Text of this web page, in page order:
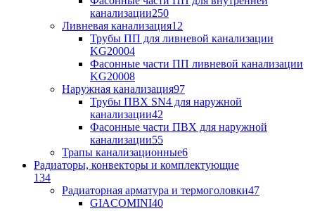
канализации250
Ливневая канализация12
Трубы ПП для ливневой канализации
KG20004
Фасонные части ПП ливневой канализации
KG20008
Наружная канализация97
Трубы ПВХ SN4 для наружной
канализации42
Фасонные части ПВХ для наружной
канализации55
Трапы канализационные6
Радиаторы, конвекторы и комплектующие
134
Радиаторная арматура и термоголовки47
GIACOMINI40